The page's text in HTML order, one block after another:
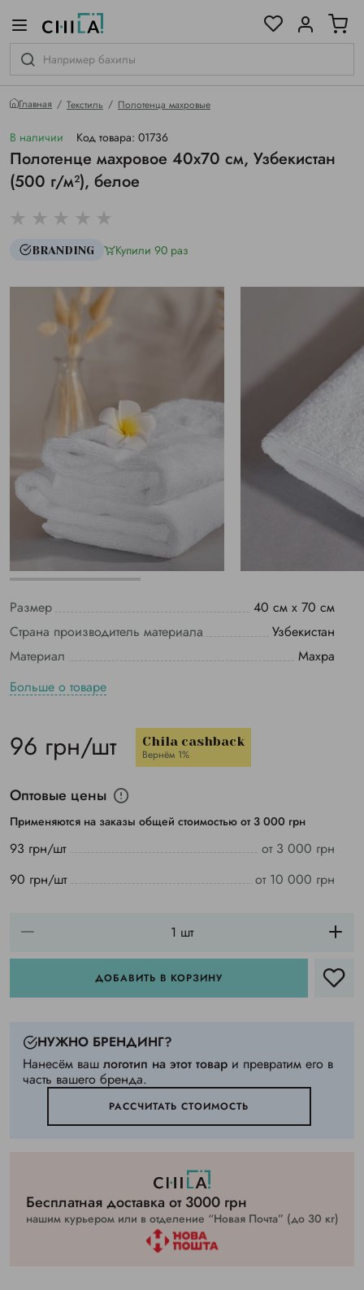
Главная Текстиль Полотенца махровые
В наличии Код товара: 01736
Полотенце махровое 40х70 см, Узбекистан
(500 г/м²), белое
BRANDING Купили 90 раз
Размер
40 см х 70 см
Страна производитель материала
Узбекистан
Материал
Махра
Больше о товаре
96 грн/шт Chila cashback
Вернём 1%
Оптовые цены
Применяются на заказы общей стоимостью от 3 000 грн
93 грн/шт
от 3 000 грн
90 грн/шт
от 10 000 грн
ДОБАВИТЬ В КОРЗИНУ
НУЖНО БРЕНДИНГ?
Нанесём ваш логотип на этот товар и превратим его в
часть вашего бренда.
РАССЧИТАТЬ СТОИМОСТЬ
Бесплатная доставка от 3000 грн
нашим курьером или в отделение “Новая Почта” (до 30 кг)
гамме